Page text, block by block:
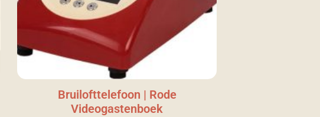
Bruilofttelefoon | Rode
Videogastenboek